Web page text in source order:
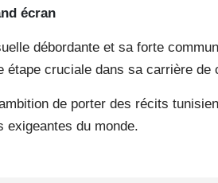
écran
débordante et sa forte
étape cruciale dans sa carrière de
de porter des récits
exigeantes du monde.